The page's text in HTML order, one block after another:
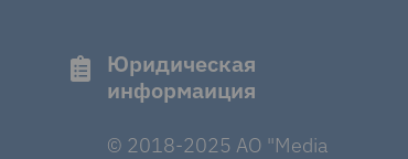
Юридическая
информаиция
© 2018-2025 AO "Media